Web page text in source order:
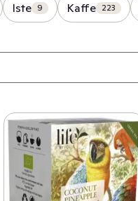
Iste 9 Kaffe 223